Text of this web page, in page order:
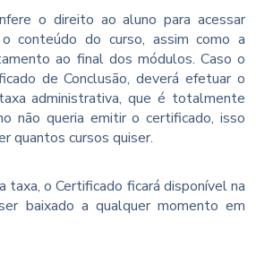
o direito ao aluno para acessar
conteúdo do curso, assim como a
ao final dos módulos. Caso o
de Conclusão, deverá efetuar o
administrativa, que é totalmente
não queria emitir o certificado, isso
quantos cursos quiser.
taxa, o Certificado ficará disponível na
baixado a qualquer momento em